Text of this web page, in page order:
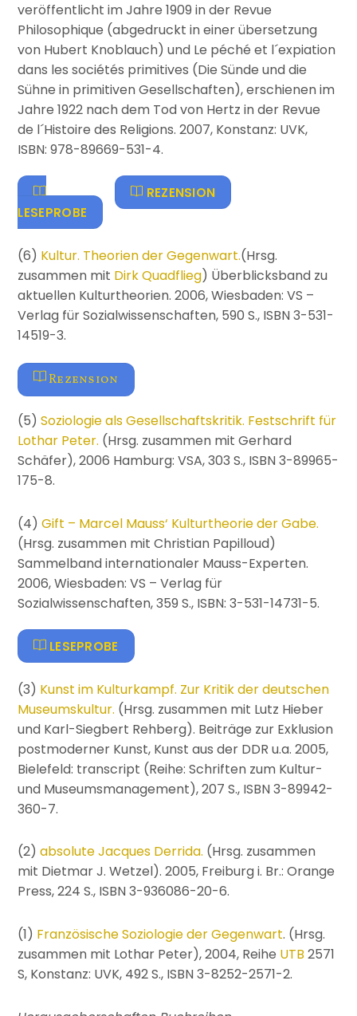
veröffentlicht im Jahre 1909 in der Revue
Philosophique (abgedruckt in einer übersetzung
von Hubert Knoblauch) und Le péché et l´expiation
dans les sociétés primitives (Die Sünde und die
Sühne in primitiven Gesellschaften), erschienen im
Jahre 1922 nach dem Tod von Hertz in der Revue
de l´Histoire des Religions. 2007, Konstanz: UVK,
ISBN: 978-89669-531-4.
LESEPROBE
REZENSION
(6) Kultur. Theorien der Gegenwart.(Hrsg.
zusammen mit Dirk Quadflieg) Überblicksband zu
aktuellen Kulturtheorien. 2006, Wiesbaden: VS –
Verlag für Sozialwissenschaften, 590 S., ISBN 3-531-
14519-3.
Rezension
(5)Soziologie als Gesellschaftskritik. Festschrift für
Lothar Peter. (Hrsg. zusammen mit Gerhard
Schäfer), 2006 Hamburg: VSA, 303 S., ISBN 3-89965-
175-8.
(4)Gift – Marcel Mauss‘ Kulturtheorie der Gabe.
(Hrsg. zusammen mit Christian Papilloud)
Sammelband internationaler Mauss-Experten.
2006, Wiesbaden: VS – Verlag für
Sozialwissenschaften, 359 S., ISBN: 3-531-14731-5.
LESEPROBE
(3) Kunst im Kulturkampf. Zur Kritik der deutschen
Museumskultur. (Hrsg. zusammen mit Lutz Hieber
und Karl-Siegbert Rehberg). Beiträge zur Exklusion
postmoderner Kunst, Kunst aus der DDR u.a. 2005,
Bielefeld: transcript (Reihe: Schriften zum Kultur-
und Museumsmanagement), 207 S., ISBN 3-89942-
360-7.
(2)absolute Jacques Derrida. (Hrsg. zusammen
mit Dietmar J. Wetzel). 2005, Freiburg i. Br.: Orange
Press, 224 S., ISBN 3-936086-20-6.
(1) Französische Soziologie der Gegenwart. (Hrsg.
zusammen mit Lothar Peter), 2004, Reihe UTB 2571
S, Konstanz: UVK, 492 S., ISBN 3-8252-2571-2.